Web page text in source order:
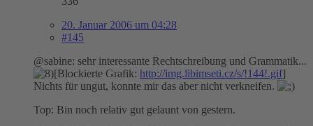
20. Januar 2006 um 04:28
#145
@sabine: sehr interessante Rechtschreibung und Grammatik...
[Blockierte Grafik: http://img.libimseti.cz/s/!144!.gif]
Nichts für ungut, konnte mir das aber nicht verkneifen.
Top: Bin noch relativ gut gelaunt von gestern.